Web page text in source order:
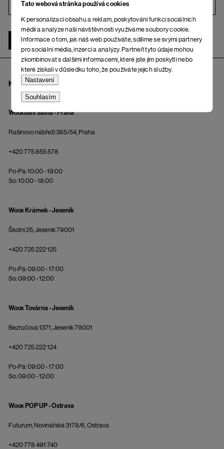
Tato webová stránka používá cookies
K personalizaci obsahu a reklam, poskytování funkcí sociálních
médií a analýze naší návštěvnosti využíváme soubory cookie.
Informace o tom, jak náš web používáte, sdílíme se svými partnery
pro sociální média, inzerci a analýzy. Partneři tyto údaje mohou
zkombinovat s dalšími informacemi, které jste jim poskytli nebo
které získali v důsledku toho, že používáte jejich služby.
Nastavení
Souhlasím
ŽENA MUŽ
KAMENNÉ PRODEJNY A OSOBNÍ ODBĚR
Wooxusní Šatna - Praha
Rašínovo nábřeží 385/54, Praha
+420 775 855 578
Po-Pá: 10:00 - 19:00
So: 10:00 - 18:00
Woox Krámek - Jeseník
Školní 25, Jeseník 79001
+420 725 222 125
Po-Pá: 09:00 - 17:00
So: 09:00 - 12:00
Woox Továrna - Jeseník
Bezručova 1371, Jeseník 79001
+420 725 222 124
Po-Pá: 09:00 - 17:00
So: 09:00 - 12:00
Woox POP UP - Ostrava
Futurum, Novinářská 3178/6, Ostrava
+420 778 491 740